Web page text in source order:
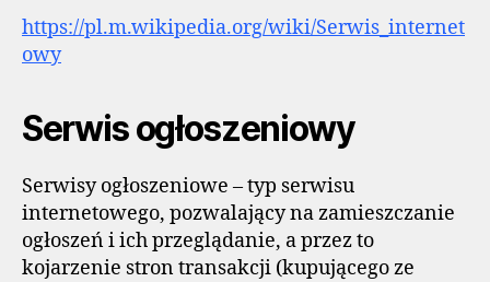
https://pl.m.wikipedia.org/wiki/Serwis_internet
owy
Serwis ogłoszeniowy
Serwisy ogłoszeniowe – typ serwisu
internetowego, pozwalający na zamieszczanie
ogłoszeń i ich przeglądanie, a przez to
kojarzenie stron transakcji (kupującego ze